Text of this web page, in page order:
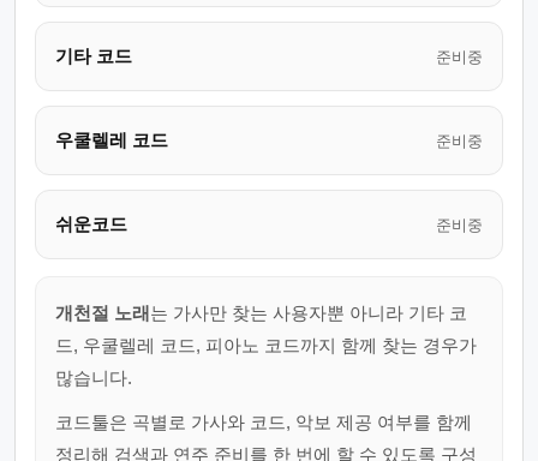
기타 코드 준비중
우쿨렐레 코드 준비중
쉬운코드 준비중
개천절 노래 는 가사만 찾는 사용자뿐 아니라 기타 코
드, 우쿨렐레 코드, 피아노 코드까지 함께 찾는 경우가
많습니다.
코드툴은 곡별로 가사와 코드, 악보 제공 여부를 함께
정리해 검색과 연주 준비를 한 번에 할 수 있도록 구성